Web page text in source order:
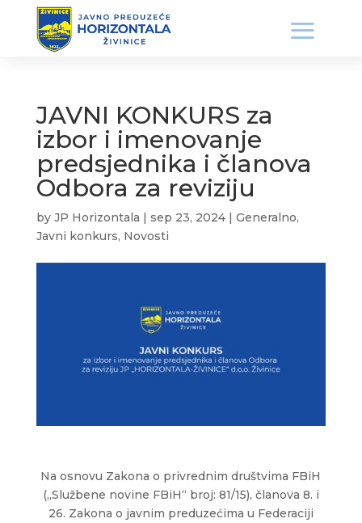
JAVNI KONKURS za
izbor i imenovanje
predsjednika i članova
Odbora za reviziju
by JP Horizontala sep 23, 2024| Generalno,
Javni konkurs, Novosti
Na osnovu Zakona o privrednim društvima FBiH
(„Službene novine FBiH“ broj: 81/15), članova 8. i
26. Zakona o javnim preduzećima u Federaciji